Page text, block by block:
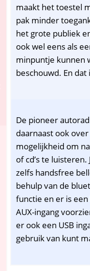
maakt het toestel
pak minder
het grote publiek
ook wel eens als
minpuntje kunnen
beschouwd. En
De pioneer
daarnaast ook
mogelijkheid om
of cd’s te luisteren.
zelfs handsfree
behulp van de
functie en er is een
AUX-ingang
er ook een USB
gebruik van kunt